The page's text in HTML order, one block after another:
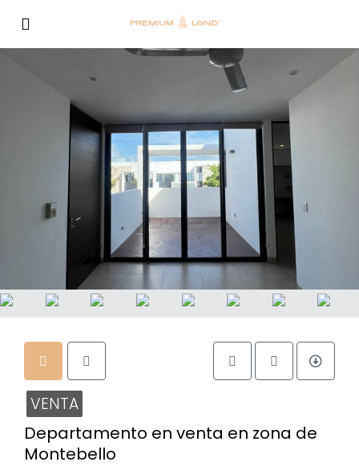
VENTA
Departamento en venta en zona de
Montebello